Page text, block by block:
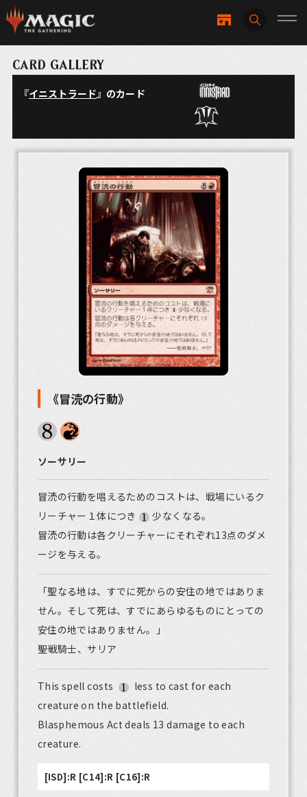
CARD GALLERY
『イニストラード』のカード
《冒涜の行動》
ソーサリー
冒涜の行動を唱えるためのコストは、戦場にいるク
リーチャー１体につき
少なくなる。
冒涜の行動は各クリーチャーにそれぞれ13点のダメ
ージを与える。
「聖なる地は、すでに死からの安住の地ではありま
せん。そして死は、すでにあらゆるものにとっての
安住の地ではありません。」
――聖戦騎士、サリア
This spell costs
less to cast for each
creature on the battlefield.
Blasphemous Act deals 13 damage to each
creature.
[ISD]:R [C14]:R [C16]:R